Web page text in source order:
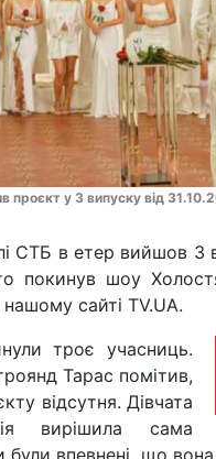
проєкт у 3 випуску від
СТБ в етер вийшов 3
покинув шоу
сайті TV.UA.
троє учасниць.
Тарас помітив,
відсутня. Дівчата
вирішила сама
впевнені, що